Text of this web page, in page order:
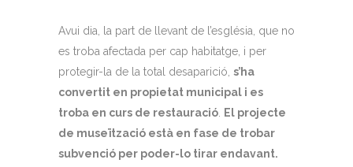
Avui dia, la part de llevant de l’església, que no
es troba afectada per cap habitatge, i per
protegir-la de la total desaparició, s’ha
convertit en propietat municipal i es
troba en curs de restauració
El projecte
de museïtzació està en fase de trobar
subvenció per poder-lo tirar endavant.